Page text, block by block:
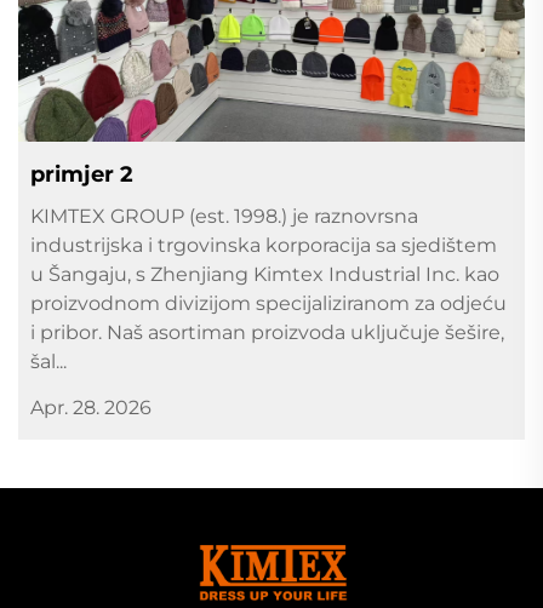
primjer 2
KIMTEX GROUP (est. 1998.) je raznovrsna
industrijska i trgovinska korporacija sa sjedištem
u Šangaju, s Zhenjiang Kimtex Industrial Inc. kao
proizvodnom divizijom specijaliziranom za odjeću
i pribor. Naš asortiman proizvoda uključuje šešire,
šal...
Apr. 28. 2026